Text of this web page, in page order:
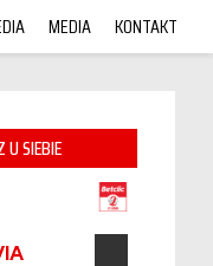
MEDIA KONTAKT
U SIEBIE